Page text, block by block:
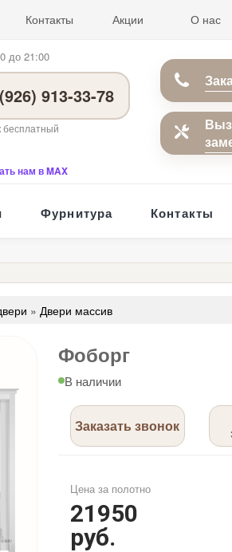
Контакты Акции О нас
до 21:00
913-33-78
бесплатный
нам в MAX
Фурнитура Контакты
» Двери массив
Фоборг
В наличии
Заказать звонок
Цена за полотно
21950
руб.